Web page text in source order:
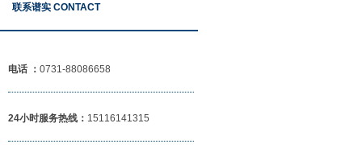
联系谱实 CONTACT
电话 ： 0731-88086658
24小时服务热线： 15116141315